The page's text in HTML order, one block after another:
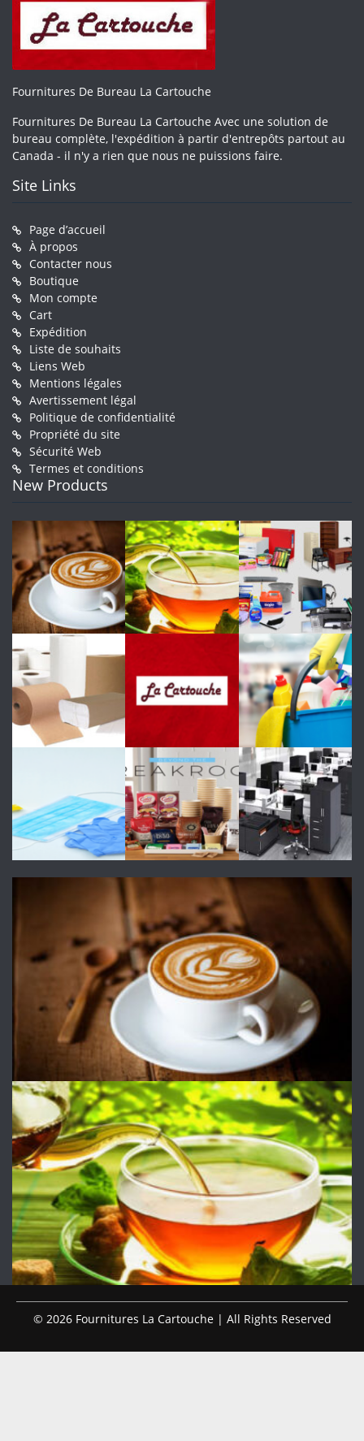
Fournitures De Bureau La Cartouche
Fournitures De Bureau La Cartouche Avec une solution de
bureau complète, l'expédition à partir d'entrepôts partout au
Canada - il n'y a rien que nous ne puissions faire.
Site Links
Page d’accueil
À propos
Contacter nous
Boutique
Mon compte
Cart
Expédition
Liste de souhaits
Liens Web
Mentions légales
Avertissement légal
Politique de confidentialité
Propriété du site
Sécurité Web
Termes et conditions
New Products
© 2026 Fournitures La Cartouche | All Rights Reserved